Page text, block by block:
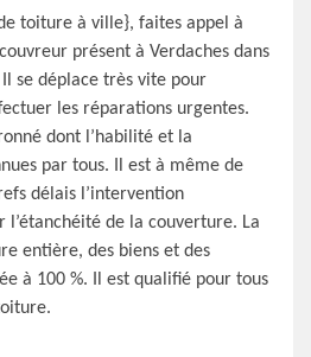
toiture à ville}, faites appel à
présent à Verdaches dans
se déplace très vite pour
les réparations urgentes.
dont l’habilité et la
par tous. Il est à même de
délais l’intervention
l’étanchéité de la couverture. La
entière, des biens et des
à 100 %. Il est qualifié pour tous